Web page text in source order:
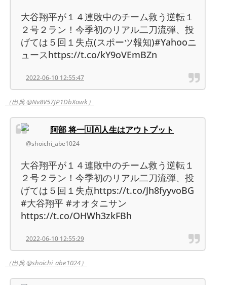
大谷翔平が１４連敗中のチーム救う逆転１
２号２ラン！今季初のリアル二刀流弾、投
げては５回１失点(スポーツ報知)#Yahooニ
ュースhttps://t.co/kY9oVEmBZn
2022-06-10 12:55:47
（出典 @Nv8V57JP1DbXowk）
阿部 将一🇺🇦人生はアウトプット
@shoichi_abe1024
大谷翔平が１４連敗中のチーム救う逆転１
２号２ラン！今季初のリアル二刀流弾、投
げては５回１失点https://t.co/Jh8fyyvoBG
#大谷翔平 #オオタニサン
https://t.co/OHWh3zkFBh
2022-06-10 12:55:29
（出典 @shoichi_abe1024）